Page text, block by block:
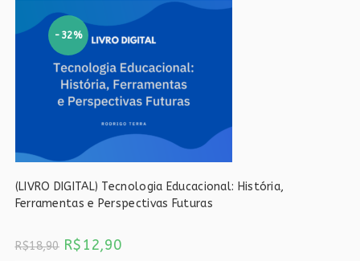
-32%
(LIVRO DIGITAL) Tecnologia Educacional: História,
Ferramentas e Perspectivas Futuras
R$18,90 O
preço
R$12,90